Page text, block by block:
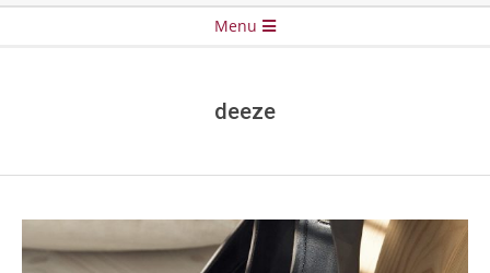
Menu
deeze